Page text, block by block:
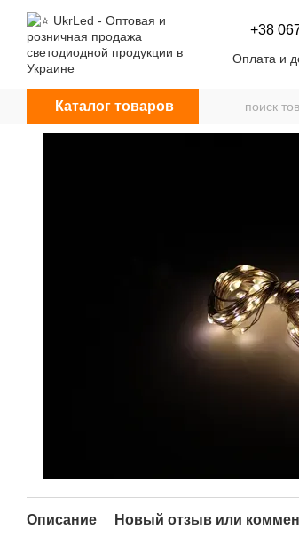
Перейти к основному контенту
+38
Оплата и
Каталог товаров
Описание Новый отзыв или